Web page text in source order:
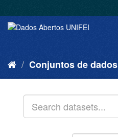
Conjuntos de dados